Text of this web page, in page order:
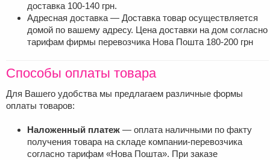
доставка 100-140 грн.
Адресная доставка — Доставка товар осуществляется
домой по вашему адресу. Цена доставки на дом согласно
тарифам фирмы перевозчика Нова Пошта 180-200 грн
Способы оплаты товара
Для Вашего удобства мы предлагаем различные формы
оплаты товаров:
Наложенный платеж — оплата наличными по факту
получения товара на складе компании-перевозчика
согласно тарифам «Нова Пошта». При заказе